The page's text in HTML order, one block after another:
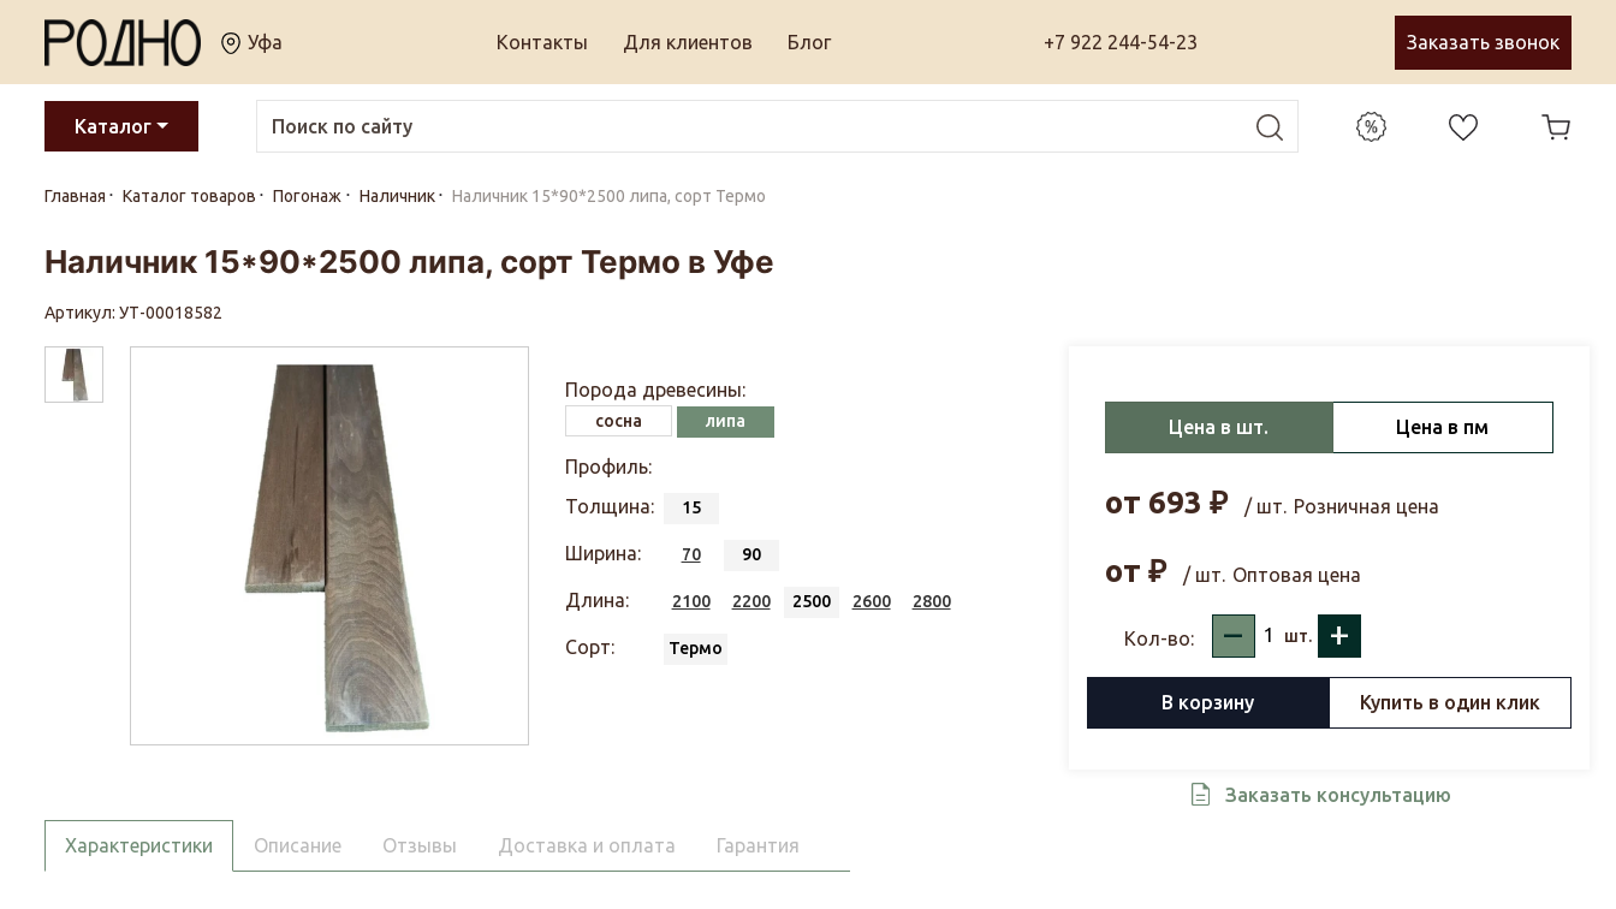
Уфа Контакты Для клиентов Блог +7 922 244-54-23 Заказать звонок
Каталог
Главная Каталог товаров Погонаж Наличник Наличник 15*90*2500 липа, сорт Термо
Наличник 15*90*2500 липа, сорт Термо в Уфе
Артикул: УТ-00018582
Порода древесины:
сосна липа
Профиль:
Толщина:
15
Ширина: 70 90
Длина: 2100 2200 2500 2600 2800
Сорт: Термо
Цена в шт. Цена в пм
от 693 ₽ / шт. Розничная цена
от ₽ / шт. Оптовая цена
Кол-во: – шт. +
В корзину Купить в один клик
Заказать консультацию
Характеристики Описание Отзывы Доставка и оплата Гарантия